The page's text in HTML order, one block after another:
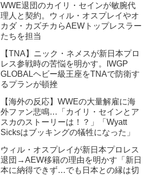
WWE退団のカイリ・セインが敏腕代
理人と契約。ウィル・オスプレイやオ
カダ・カズチカらAEWトップレスラー
たちを担当
【TNA】ニック・ネメスが新日本プロ
レス参戦時の苦悩を明かす。IWGP
GLOBALヘビー級王座をTNAで防衛す
るプランが頓挫
【海外の反応】WWEの大量解雇に海
外ファン悲鳴…「カイリ・セインとア
スカのストーリーは！？」「Wyatt
Sicksはブッキングの犠牲になった」
ウィル・オスプレイが新日本プロレス
退団→AEW移籍の理由を明かす「新日
本に納得できず…でも日本との縁は切